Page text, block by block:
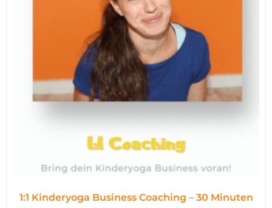
1:1 Kinderyoga Business Coaching – 30 Minuten